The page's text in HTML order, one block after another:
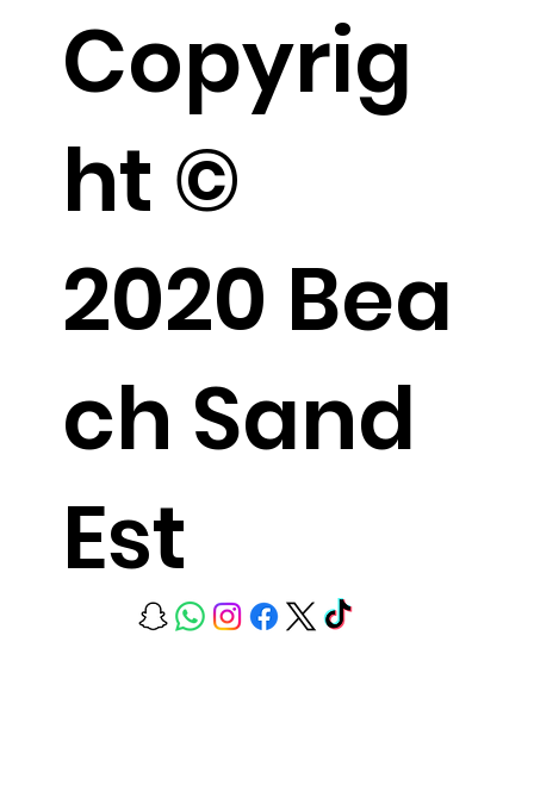
Copyrig
ht ©
2020 Bea
ch Sand
Est